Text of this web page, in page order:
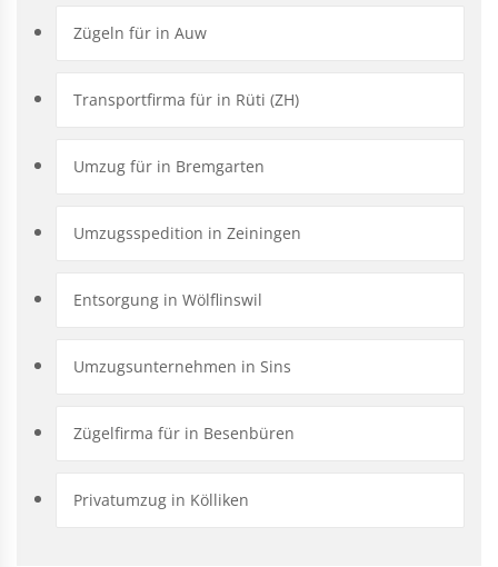
Zügeln für in Auw
Transportfirma für in Rüti (ZH)
Umzug für in Bremgarten
Umzugsspedition in Zeiningen
Entsorgung in Wölflinswil
Umzugsunternehmen in Sins
Zügelfirma für in Besenbüren
Privatumzug in Kölliken